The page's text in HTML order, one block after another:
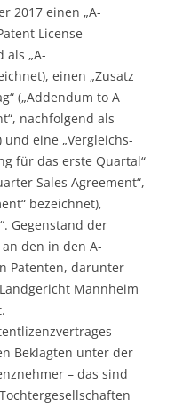
2017 einen „A-
License
als „A-
einen „Zusatz
(„Addendum to A
nachfolgend als
und eine „Vergleichs-
für das erste Quartal“
Sales Agreement“,
bezeichnet),
Gegenstand der
den in den A-
Patenten, darunter
Mannheim
Beklagten unter der
– das sind